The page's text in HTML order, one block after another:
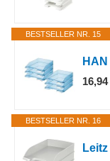
BESTSELLER NR. 15
BESTSELLER NR. 16